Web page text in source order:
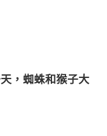
，蜘蛛和猴子大